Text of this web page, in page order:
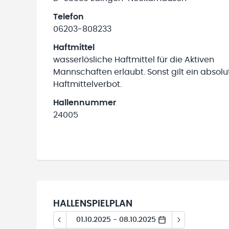
Telefon
06203-808233
Haftmittel
wasserlösliche Haftmittel für die Aktiven
Mannschaften erlaubt. Sonst gilt ein
Haftmittelverbot.
Hallennummer
24005
HALLENSPIELPLAN
01.10.2025 - 08.10.2025